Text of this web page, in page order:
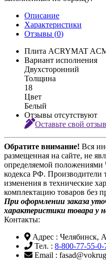
Описание
Характеристики
Отзывы (0)
Плита ACRYMAT
Вариант исполнения
Двухсторонний
Толщина
18
Цвет
Белый
Отзывы отсутствуют
Оставьте свой отзыв
Обратите внимание! Вся
размещенная на сайте, не
определяемой положениями
кодекса РФ. Производители
изменения в технические
комплектацию товаров без
При оформлении заказа
характеристики товара у
Контакты:
Адрес : Челябинск,
Тел. : 8-800-77-55-0-
Email :